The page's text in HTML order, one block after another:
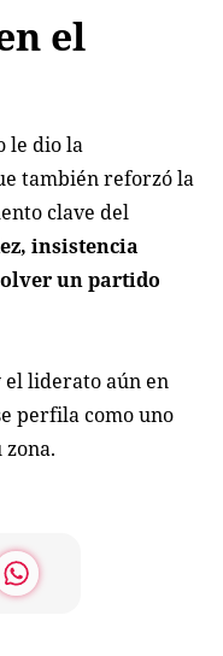
el
le dio la
también reforzó la
clave del
insistencia
un partido
liderato aún en
perfila como uno
zona.